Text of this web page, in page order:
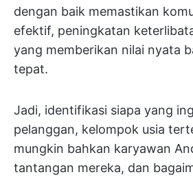
dengan baik memastikan
efektif, peningkatan
yang memberikan nilai nyata
tepat.
Jadi, identifikasi siapa yang
pelanggan, kelompok usia
mungkin bahkan karyawan
tantangan mereka, dan